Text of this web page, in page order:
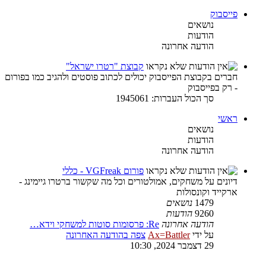
פייסבוק
נושאים
הודעות
הודעה אחרונה
קבוצת "רטרו ישראל"
חברים בקבוצת הפייסבוק יכולים לכתוב פוסטים ולהגיב כמו בפורום
- רק בפייסבוק
סך הכול העברות: 1945061
ראשי
נושאים
הודעות
הודעה אחרונה
פורום VGFreak - כללי
דיונים על משחקים, אמולטורים וכל מה שקשור ברטרו גיימינג -
ארקייד וקונסולות
1479 נושאים
9260 הודעות
הודעה אחרונה Re: פרסומות סוטות למשחקי וידא…
על ידיAx=Battler צפה בהודעה האחרונה
29 דצמבר 2024, 10:30